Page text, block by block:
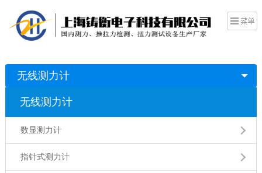
无线测力计
无线测力计
数显测力计
指针式测力计